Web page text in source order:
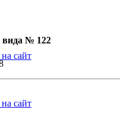
вида № 122
сайт
сайт